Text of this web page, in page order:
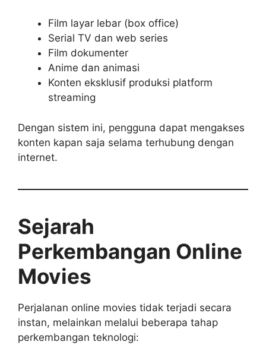
Film layar lebar (box office)
Serial TV dan web series
Film dokumenter
Anime dan animasi
Konten eksklusif produksi platform
streaming
Dengan sistem ini, pengguna dapat mengakses
konten kapan saja selama terhubung dengan
internet.
Sejarah
Perkembangan Online
Movies
Perjalanan online movies tidak terjadi secara
instan, melainkan melalui beberapa tahap
perkembangan teknologi: